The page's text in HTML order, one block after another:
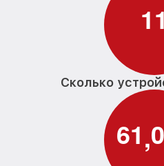
11
Сколько
61,0